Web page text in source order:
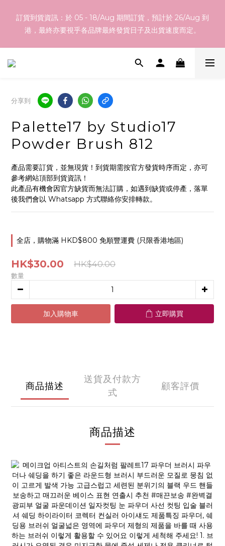
港，最終亦要視乎各品牌最終發貨日子及出貨速度而定。
訂貨到貨資訊：於 05 - 18/Aug 期間訂貨，預計於 26/Aug 到
港，最終亦要視乎各品牌最終發貨日子及出貨速度而定。
如網站內之產品並無您想代購之韓國產品，不論化妝品、護膚品、
$800以上，澳門地區$1200以上
港，最終亦要視乎各品牌最終發貨日子及出貨速度而定。
分享到
Palette17 by Studio17
Powder Brush 812
產品需要訂貨，並無現貨！到貨期需按官方發貨時序而定，亦可
參考網站頂部到貨資訊！
此產品有機會因官方缺貨而無法訂購，如遇到缺貨或停產，落單
後我們會以 Whatsapp 方式聯絡你安排轉款。
全店，購物滿 HKD$800 免順豐運費 (只限香港地區)
HK$30.00 HK$40.00
數量
加入購物車 立即購買
商品描述
送貨及付款方
式
顧客評價
商品描述